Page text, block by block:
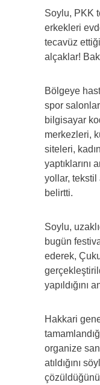
Soylu, PKK
erkekleri
tecavüz
alçaklar!
Bölgeye
spor
bilgisayar
merkezleri,
siteleri,
yaptıklarını
yollar, tekstil
belirtti.
Soylu,
bugün
ederek,
yapıldığını
Hakkari
organize
atıldığını